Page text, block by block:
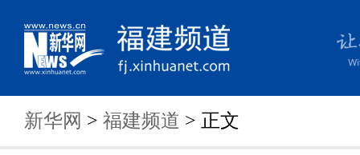
新华网 > 福建频道 > 正文